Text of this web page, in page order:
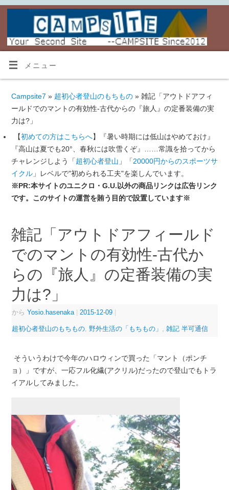
メニュー
Campsite7 » 超初心者登山のもちもの» 雑記「アウトドアフィ
ールドでのマントの有効性-古代からの『旅人』の定番装備の実
力は?」
【初めての方はこちらへ】『暑い時期には低山はやめておけ』
『高山は夏でも20°、春秋には吹雪くぞ』……常識を拾ってから
チャレンジしよう「超初心者登山 」「20000円からのスポーツサ
イクル」レベルで"初められる工夫"を楽しんでいます。
※PR:本サイトのユニクロ・G.U.以外の商品リンクは広告リンク
です。このサイトの運営を賄う目的で設置しています※
雑記「アウトドアフィールド
でのマントの有効性-古代か
らの『旅人』の定番装備の実
力は?」
から Yosio.hasenaka 2015-12-09
超初心者登山のもちもの, 野外生活の「もちもの」 雑記 半可通信
そういうわけで今年のハロウィンで買った「マント（ポンチ
ョ）」ですが、一応フル化繊(アクリル)だったので登山でもトラ
イアルしてみました。